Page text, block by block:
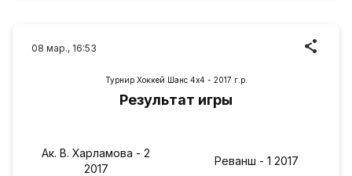
08 мар., 16:53
Турнир Хоккей Шанс 4х4 - 2017 г.р.
Результат игры
Ак. В. Харламова - 2
2017
Реванш - 1 2017